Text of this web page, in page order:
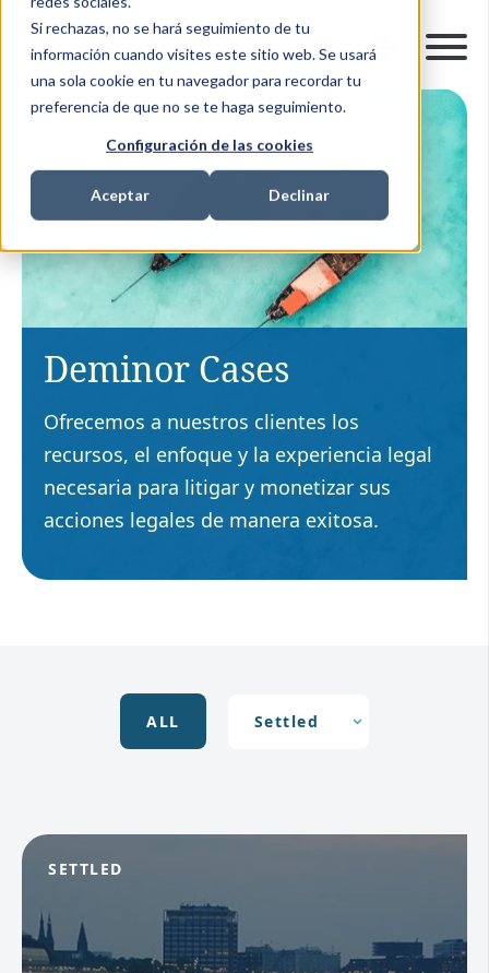
Si rechazas, no se hará seguimiento de tu
información cuando visites este sitio web. Se usará
una sola cookie en tu navegador para recordar tu
preferencia de que no se te haga seguimiento.
Configuración de las cookies
Aceptar Declinar
Deminor Cases
Ofrecemos a nuestros clientes los
recursos, el enfoque y la experiencia legal
necesaria para litigar y monetizar sus
acciones legales de manera exitosa.
ALL
SETTLED